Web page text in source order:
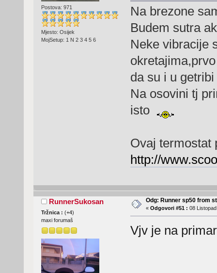
Postova: 971
Mjesto: Osijek
MojSetup: 1 N 2 3 4 5 6
Na brezone
Budem sutra
Neke vibracije
da su i u
Na osovini tj
isto
Ovaj termostat
http://
RunnerSukosan
Tržnica : (+4)
maxi forumaš
Odg: Runner sp50 from
« Odgovori #51 : 08
Vjv je na